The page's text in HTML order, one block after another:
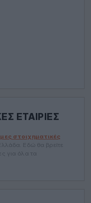
ΕΤΑΙΡΊΕΣ
στοιχηματικές
Εδώ θα βρείτε
για όλα τα